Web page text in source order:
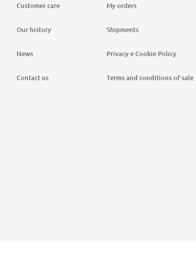
Customer care
Our history
News
Contact us
My orders
Shipments
Privacy e Cookie Policy
Terms and conditions of sale